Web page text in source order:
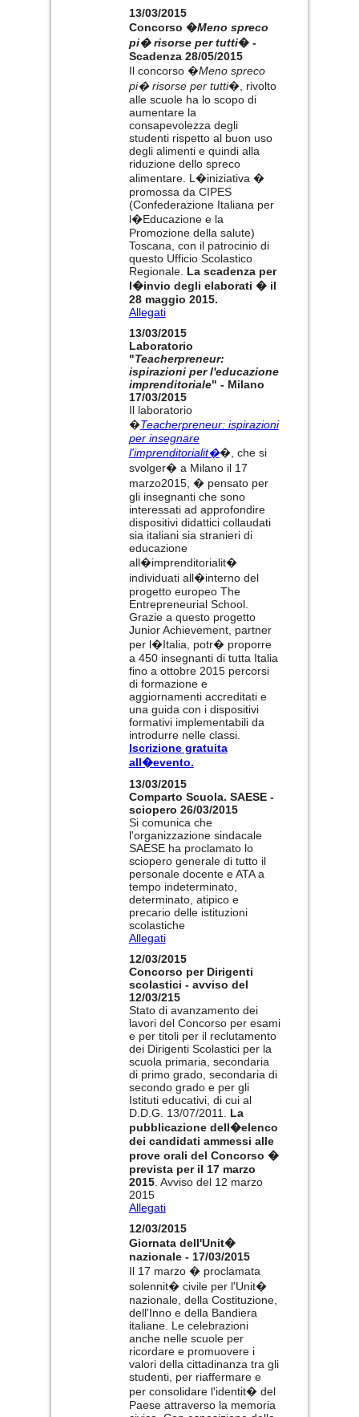
13/03/2015
Concorso �Meno spreco
pi� risorse per tutti� -
Scadenza 28/05/2015
Il concorso �Meno spreco
pi� risorse per tutti�, rivolto
alle scuole ha lo scopo di
aumentare la
consapevolezza degli
studenti rispetto al buon uso
degli alimenti e quindi alla
riduzione dello spreco
alimentare. L�iniziativa �
promossa da CIPES
(Confederazione Italiana per
l�Educazione e la
Promozione della salute)
Toscana, con il patrocinio di
questo Ufficio Scolastico
Regionale. La scadenza per
l�invio degli elaborati � il
28 maggio 2015.
Allegati
13/03/2015
Laboratorio
"Teacherpreneur:
ispirazioni per l'educazione
imprenditoriale" - Milano
17/03/2015
Il laboratorio
�Teacherpreneur: ispirazioni
per insegnare
l'imprenditorialit��, che si
svolger� a Milano il 17
marzo2015, � pensato per
gli insegnanti che sono
interessati ad approfondire
dispositivi didattici collaudati
sia italiani sia stranieri di
educazione
all�imprenditorialit�
individuati all�interno del
progetto europeo The
Entrepreneurial School.
Grazie a questo progetto
Junior Achievement, partner
per l�Italia, potr� proporre
a 450 insegnanti di tutta Italia
fino a ottobre 2015 percorsi
di formazione e
aggiornamenti accreditati e
una guida con i dispositivi
formativi implementabili da
introdurre nelle classi.
Iscrizione gratuita
all�evento.
13/03/2015
Comparto Scuola. SAESE -
sciopero 26/03/2015
Si comunica che
l'organizzazione sindacale
SAESE ha proclamato lo
sciopero generale di tutto il
personale docente e ATA a
tempo indeterminato,
determinato, atipico e
precario delle istituzioni
scolastiche
Allegati
12/03/2015
Concorso per Dirigenti
scolastici - avviso del
12/03/215
Stato di avanzamento dei
lavori del Concorso per esami
e per titoli per il reclutamento
dei Dirigenti Scolastici per la
scuola primaria, secondaria
di primo grado, secondaria di
secondo grado e per gli
Istituti educativi, di cui al
D.D.G. 13/07/2011. La
pubblicazione dell�elenco
dei candidati ammessi alle
prove orali del Concorso �
prevista per il 17 marzo
2015. Avviso del 12 marzo
2015
Allegati
12/03/2015
Giornata dell'Unit�
nazionale - 17/03/2015
Il 17 marzo � proclamata
solennit� civile per l'Unit�
nazionale, della Costituzione,
dell'Inno e della Bandiera
italiane. Le celebrazioni
anche nelle scuole per
ricordare e promuovere i
valori della cittadinanza tra gli
studenti, per riaffermare e
per consolidare l'identit� del
Paese attraverso la memoria